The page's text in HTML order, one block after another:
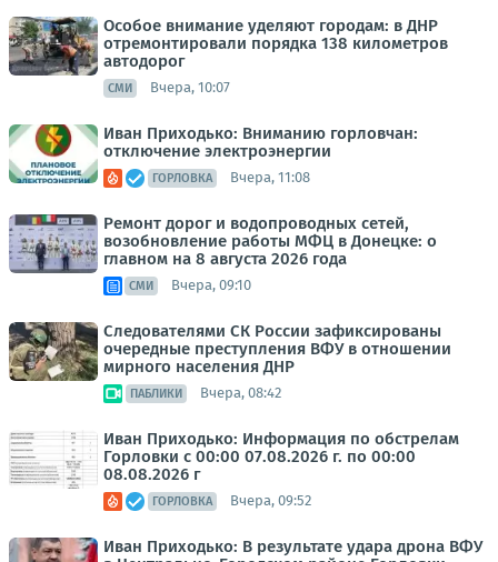
Особое внимание уделяют городам: в ДНР
отремонтировали порядка 138 километров
автодорог
СМИ Вчера, 10:07
Иван Приходько: Вниманию горловчан:
отключение электроэнергии
ГОРЛОВКА Вчера, 11:08
Ремонт дорог и водопроводных сетей,
возобновление работы МФЦ в Донецке: о
главном на 8 августа 2026 года
СМИ Вчера, 09:10
Следователями СК России зафиксированы
очередные преступления ВФУ в отношении
мирного населения ДНР
ПАБЛИКИ Вчера, 08:42
Иван Приходько: Информация по обстрелам
Горловки с 00:00 07.08.2026 г. по 00:00
08.08.2026 г
ГОРЛОВКА Вчера, 09:52
Иван Приходько: В результате удара дрона ВФУ